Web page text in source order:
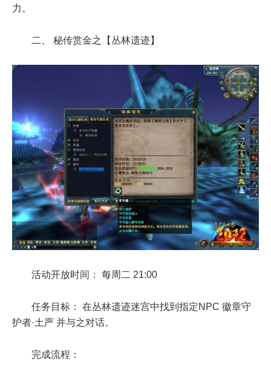
力。
二、 秘传赏金之【丛林遗迹】
活动开放时间： 每周二 21:00
任务目标： 在丛林遗迹迷宫中找到指定NPC 徽章守
护者·土严 并与之对话。
完成流程：